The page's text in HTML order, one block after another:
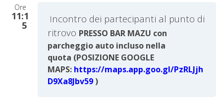
Ore
11:1
5 Incontro dei partecipanti al punto di
ritrovo PRESSO BAR MAZU con
parcheggio auto incluso nella
quota (POSIZIONE GOOGLE
MAPS: https://maps.app.goo.gl/PzRLJjh
D9Xa8Jbv59 )